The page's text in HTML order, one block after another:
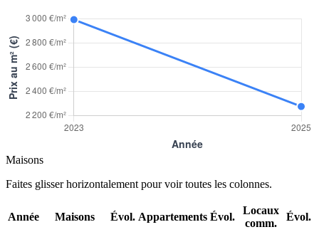
Maisons
Faites glisser horizontalement pour voir toutes les colonnes.
Année Maisons Évol. Appartements Évol.
Locaux
comm.
Évol.